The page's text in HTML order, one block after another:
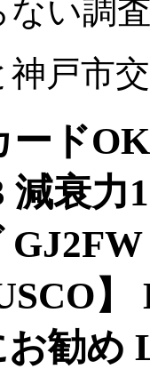
い調
戸市
ード
減衰力
勧め